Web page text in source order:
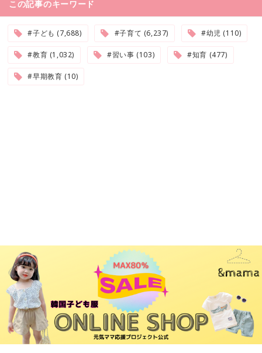
この記事のキーワード
#子ども (7,688) #子育て (6,237) #幼児 (110)
#教育 (1,032) #習い事 (103) #知育 (477)
#早期教育 (10)